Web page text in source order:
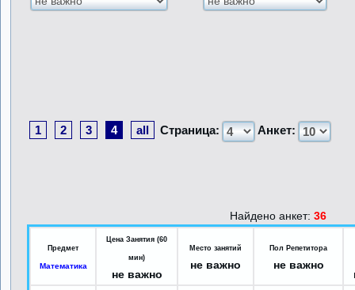
1 2 3 4 all Страница: Анкет:
Найдено анкет: 36
Предмет
Математика
Цена Занятия (60
мин)
не важно
Место занятий
не важно
Пол Репетитора
не важно